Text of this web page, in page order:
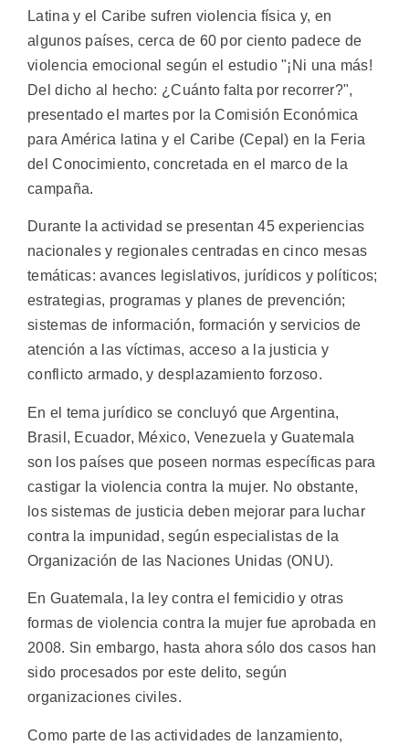
Latina y el Caribe sufren violencia física y, en
algunos países, cerca de 60 por ciento padece de
violencia emocional según el estudio "¡Ni una más!
Del dicho al hecho: ¿Cuánto falta por recorrer?",
presentado el martes por la Comisión Económica
para América latina y el Caribe (Cepal) en la Feria
del Conocimiento, concretada en el marco de la
campaña.
Durante la actividad se presentan 45 experiencias
nacionales y regionales centradas en cinco mesas
temáticas: avances legislativos, jurídicos y políticos;
estrategias, programas y planes de prevención;
sistemas de información, formación y servicios de
atención a las víctimas, acceso a la justicia y
conflicto armado, y desplazamiento forzoso.
En el tema jurídico se concluyó que Argentina,
Brasil, Ecuador, México, Venezuela y Guatemala
son los países que poseen normas específicas para
castigar la violencia contra la mujer. No obstante,
los sistemas de justicia deben mejorar para luchar
contra la impunidad, según especialistas de la
Organización de las Naciones Unidas (ONU).
En Guatemala, la ley contra el femicidio y otras
formas de violencia contra la mujer fue aprobada en
2008. Sin embargo, hasta ahora sólo dos casos han
sido procesados por este delito, según
organizaciones civiles.
Como parte de las actividades de lanzamiento,